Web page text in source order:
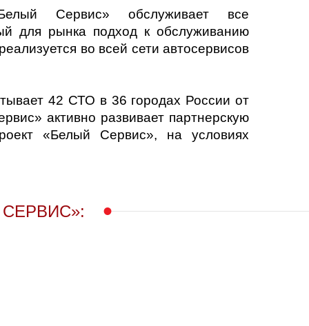
Сервис» обслуживает все
для рынка подход к обслуживанию
во всей сети автосервисов
42 СТО в 36 городах России от
активно развивает партнерскую
«Белый Сервис», на условиях